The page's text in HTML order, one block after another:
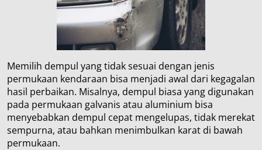
Memilih dempul yang tidak sesuai dengan jenis
permukaan kendaraan bisa menjadi awal dari kegagalan
hasil perbaikan. Misalnya, dempul biasa yang digunakan
pada permukaan galvanis atau aluminium bisa
menyebabkan dempul cepat mengelupas, tidak merekat
sempurna, atau bahkan menimbulkan karat di bawah
permukaan.